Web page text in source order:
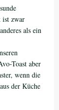
ist zwar
als ein
Toast aber
wenn die
der Küche